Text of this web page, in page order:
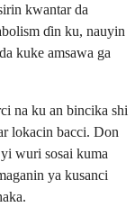
kwantar da
ɗin ku, nauyin
kuke amsawa ga
na ku an bincika shi
lokacin bacci. Don
wuri sosai kuma
ya kusanci